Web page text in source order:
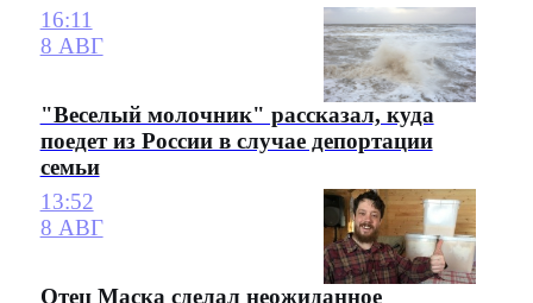
16:11
8 АВГ
"Веселый молочник" рассказал, куда
поедет из России в случае депортации
семьи
13:52
8 АВГ
Отец Маска сделал неожиданное